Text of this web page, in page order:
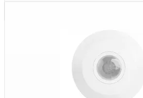
Dostępne:5 Szt.